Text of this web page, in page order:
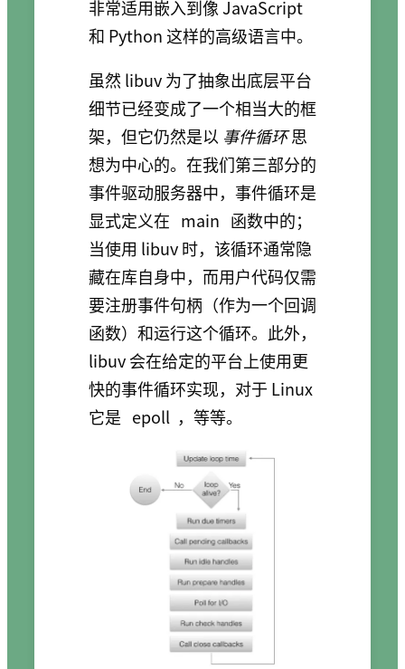
非常适用嵌入到像 JavaScript
和 Python 这样的高级语言中。
虽然 libuv 为了抽象出底层平台
细节已经变成了一个相当大的框
架，但它仍然是以 事件循环思
想为中心的。在我们第三部分的
事件驱动服务器中，事件循环是
显式定义在 main 函数中的；
当使用 libuv 时，该循环通常隐
藏在库自身中，而用户代码仅需
要注册事件句柄（作为一个回调
函数）和运行这个循环。此外，
libuv 会在给定的平台上使用更
快的事件循环实现，对于 Linux
它是 epoll ，等等。